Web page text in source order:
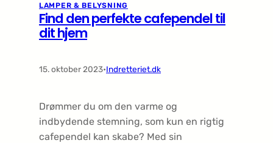
LAMPER & BELYSNING
Find den perfekte cafependel til
dit hjem
15. oktober 2023•Indretteriet.dk
Drømmer du om den varme og
indbydende stemning, som kun en rigtig
cafependel kan skabe? Med sin